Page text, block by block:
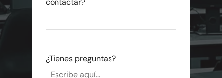
contactar?
¿Tienes preguntas?